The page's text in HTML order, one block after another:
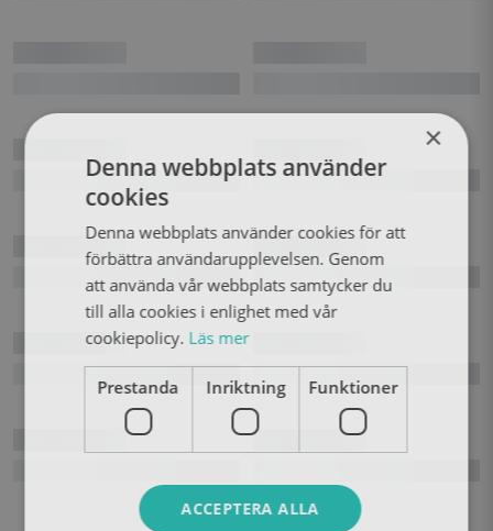
×
Denna webbplats använder
cookies
Denna webbplats använder cookies för att
förbättra användarupplevelsen. Genom
att använda vår webbplats samtycker du
till alla cookies i enlighet med vår
cookiepolicy. Läs mer
Prestanda Inriktning Funktioner
ACCEPTERA ALLA